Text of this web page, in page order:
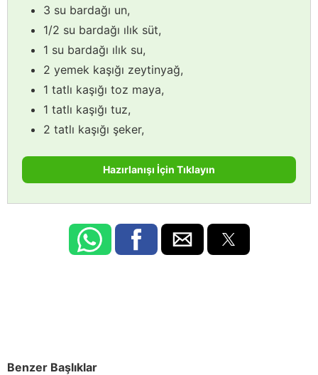
3 su bardağı un,
1/2 su bardağı ılık süt,
1 su bardağı ılık su,
2 yemek kaşığı zeytinyağ,
1 tatlı kaşığı toz maya,
1 tatlı kaşığı tuz,
2 tatlı kaşığı şeker,
Hazırlanışı İçin Tıklayın
Benzer Başlıklar